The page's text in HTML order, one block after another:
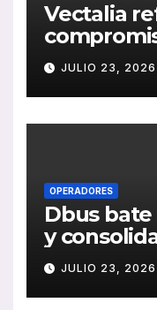
Vectalia
de RSC
JULIO 23, 2026
OPERADORES
Dbus
y
transporte
Sebastián
JULIO 23, 2026